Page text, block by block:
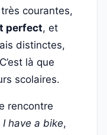
courantes,
perfect, et
distinctes,
là que
scolaires.
rencontre
I have a bike,